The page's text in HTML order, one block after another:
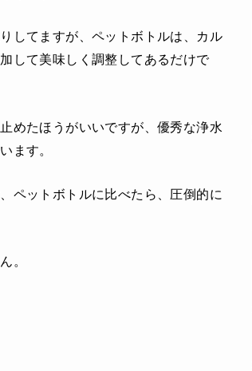
してますが、ペットボトルは、カル
して美味しく調整してあるだけで
めたほうがいいですが、優秀な浄水
ます。
ペットボトルに比べたら、圧倒的に
。